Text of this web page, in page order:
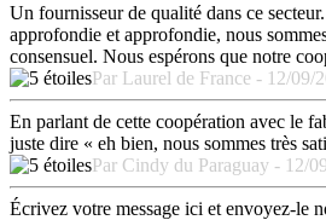
Un fournisseur de qualité dans ce
approfondie et approfondie, nous
consensuel. Nous espérons que notre
Par Laurel de France - 12/09/
En parlant de cette coopération avec le
juste dire « eh bien, nous sommes très
Par Cindy du Paraguay - 12/
Écrivez votre message ici et envoyez-le